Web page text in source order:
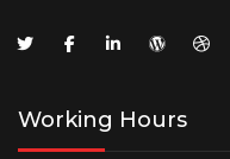
Working Hours